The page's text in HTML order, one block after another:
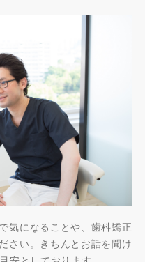
気になることや、歯科矯正
さい。きちんとお話を聞け